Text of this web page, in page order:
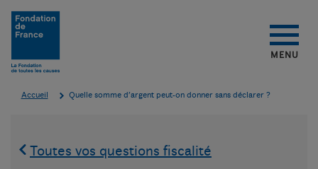
Aller au contenu
Aller au menu
Aller au pied de page
MENU
Accueil Quelle somme d’argent peut-on donner sans déclarer ?
Toutes vos questions fiscalité